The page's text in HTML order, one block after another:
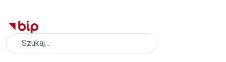
Szukaj